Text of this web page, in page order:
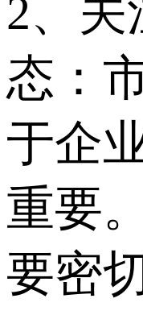
2、关
态：
于企
重要
要密